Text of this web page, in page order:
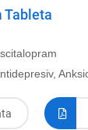
Tableta